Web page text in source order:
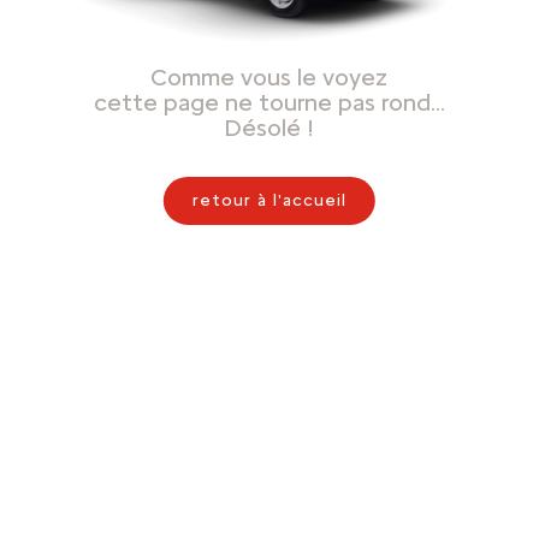
Comme vous le voyez
cette page ne tourne pas rond…
Désolé !
retour à l'accueil